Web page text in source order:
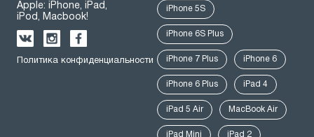
Apple: iPhone, iPad,
iPod, Macbook!
Политика конфиденциальности
iPhone 5S
iPhone 6S Plus
iPhone 7 Plus iPhone 6
iPhone 6 Plus iPad 4
iPad 5 Air MacBook Air
iPad Mini iPad 2